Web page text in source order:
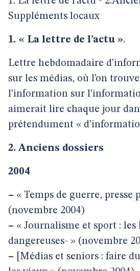
Suppléments locaux
1. « La lettre de l’actu ».
Lettre hebdomadaire
sur les médias, où l’on
l’information sur
aimerait lire chaque jour
prétendument «
2. Anciens dossiers
2004
– « Temps de guerre, presse
(novembre 2004)
– « Journalisme et sport : les
dangereuses- » (novembre
– [Médias et seniors : faire